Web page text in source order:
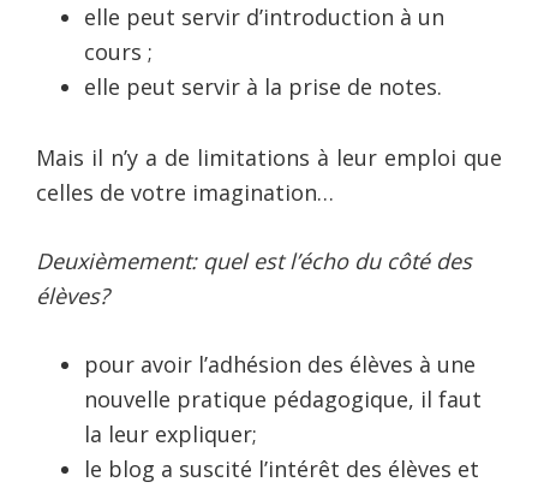
elle peut servir d’introduction à un
cours ;
elle peut servir à la prise de notes.
Mais il n’y a de limitations à leur emploi que
celles de votre imagination…
Deuxièmement: quel est l’écho du côté des
élèves?
pour avoir l’adhésion des élèves à une
nouvelle pratique pédagogique, il faut
la leur expliquer;
le blog a suscité l’intérêt des élèves et